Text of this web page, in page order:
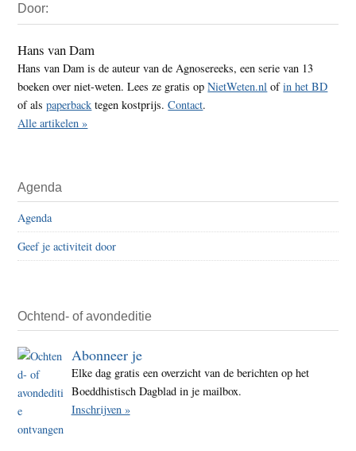
Sidebar
Door:
Hans van Dam
Hans van Dam is de auteur van de Agnosereeks, een serie van 13
boeken over niet-weten. Lees ze gratis opNietWeten.nl ofin het BD
of alspaperback tegen kostprijs.Contact.
Alle artikelen »
Agenda
Agenda
Geef je activiteit door
Ochtend- of avondeditie
Abonneer je
Elke dag gratis een overzicht van de berichten op het
Boeddhistisch Dagblad in je mailbox.
Inschrijven »